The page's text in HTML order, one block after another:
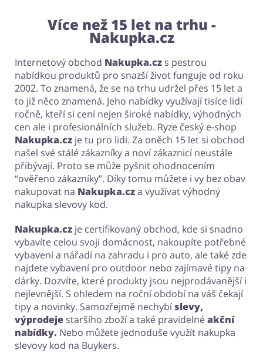
Více než 15 let na trhu -
Nakupka.cz
Internetový obchod Nakupka.cz s pestrou
nabídkou produktů pro snazší život funguje od roku
2002. To znamená, že se na trhu udržel přes 15 let a
to již něco znamená. Jeho nabídky využívají tisíce lidí
ročně, kteří si cení nejen široké nabídky, výhodných
cen ale i profesionálních služeb. Ryze český e-shop
Nakupka.cz je tu pro lidi. Za oněch 15 let si obchod
našel své stálé zákazníky a noví zákaznicí neustále
přibývají. Proto se může pyšnit ohodnocením
“ověřeno zákazníky”. Díky tomu můžete i vy bez obav
nakupovat na Nakupka.cza využívat výhodný
nakupka slevovy kod.
Nakupka.cz je certifikovaný obchod, kde si snadno
vybavíte celou svoji domácnost, nakoupíte potřebné
vybavení a nářadí na zahradu i pro auto, ale také zde
najdete vybavení pro outdoor nebo zajímavé tipy na
dárky. Dozvíte, které produkty jsou nejprodávanější i
nejlevnější. S ohledem na roční období na váš čekají
tipy a novinky. Samozřejmě nechybí slevy,
výprodeje staršího zboží a také pravidelnéakční
nabídky. Nebo můžete jednoduše využít nakupka
slevovy kod na Buykers.